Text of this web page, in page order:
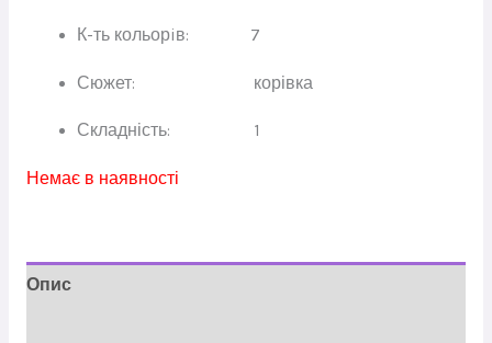
К-ть кольорiв: 7
Сюжет: корівка
Складність: 1
Немає в наявності
Опис